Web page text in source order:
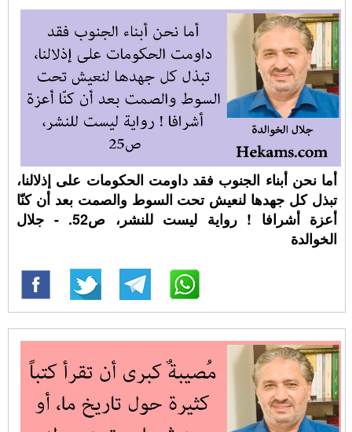
أما نحن أبناء الجنوب فقد داومت الحكومات على إذلالنا،
تبذل كل جهدها لنعيش تحت السوط والصمت بعد أن كنّا
أعزة أشرافا ! رواية ليست للنشر، ص52. - جلال
الخوالدة